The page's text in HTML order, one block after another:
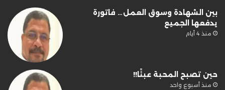
بين الشهادة وسوق العمل… فاتورة
يدفعها الجميع
منذ 4 أيام
حين تصبح المحبة عبئًا!!
منذ أسبوع واحد